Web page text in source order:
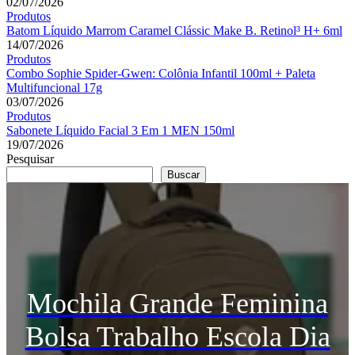
Produtos
Batom Líquido Marrom Caramel Clássic Make B. Retinol³ H+ 6ml
14/07/2026
Produtos
Combo Sophie Spider-Gwen: Colônia Infantil 100ml + Paleta
Multifuncional 17g
03/07/2026
Produtos
Sabonete Líquido Facial 3 Em 1 MEN 150ml
19/07/2026
Pesquisar
Buscar
Mochila Grande Feminina
Bolsa Trabalho Escola Dia